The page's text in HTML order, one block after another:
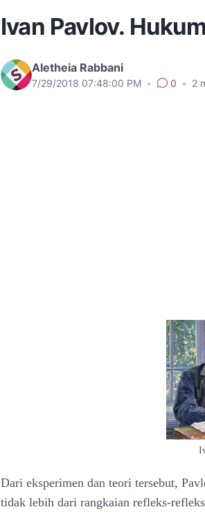
Ivan Pavlov.
Aletheia Rabbani
7/29/2018 07:48:00 PM • 0 • 2
Dari eksperimen dan teori tersebut,
tidak lebih dari rangkaian refleks-